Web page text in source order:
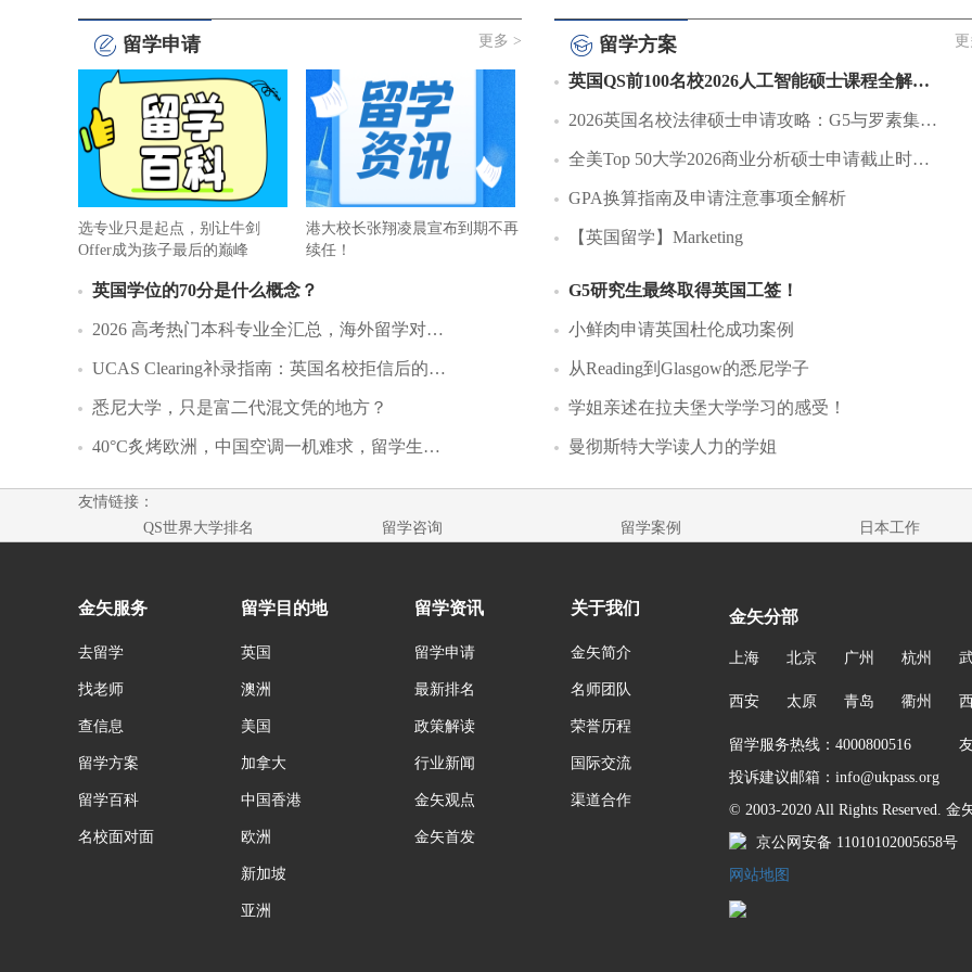
留学申请 更多 >
选专业只是起点，别让牛剑
Offer成为孩子最后的巅峰
港大校长张翔凌晨宣布到期不再
续任！
英国学位的70分是什么概念？
2026 高考热门本科专业全汇总，海外留学对…
UCAS Clearing补录指南：英国名校拒信后的…
悉尼大学，只是富二代混文凭的地方？
40°C炙烤欧洲，中国空调一机难求，留学生…
留学方案
英国QS前100名校2026人工智能硕士课程全解…
2026英国名校法律硕士申请攻略：G5与罗素集…
全美Top 50大学2026商业分析硕士申请截止时…
GPA换算指南及申请注意事项全解析
【英国留学】Marketing
G5研究生最终取得英国工签！
小鲜肉申请英国杜伦成功案例
从Reading到Glasgow的悉尼学子
学姐亲述在拉夫堡大学学习的感受！
曼彻斯特大学读人力的学姐
友情链接：
QS世界大学排名
留学咨询 留学案例 日本工作
金矢服务
去留学
找老师
查信息
留学方案
留学百科
名校面对面
留学目的地
英国
澳洲
美国
加拿大
中国香港
欧洲
新加坡
亚洲
留学资讯
留学申请
最新排名
政策解读
行业新闻
金矢观点
金矢首发
关于我们
金矢简介
名师团队
荣誉历程
国际交流
渠道合作
金矢分部
上海 北京 广州 杭州
西安 太原 青岛 衢州
留学服务热线：4000800516 友
投诉建议邮箱：info@ukpass.org
© 2003-2020 All Rights Reserved. 金
京公网安备 11010102005658号
网站地图